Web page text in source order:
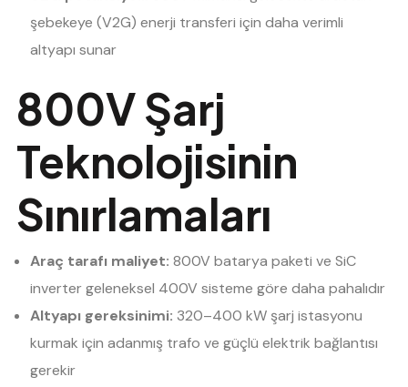
şebekeye (V2G) enerji transferi için daha verimli
altyapı sunar
800V Şarj
Teknolojisinin
Sınırlamaları
Araç tarafı maliyet: 800V batarya paketi ve SiC
inverter geleneksel 400V sisteme göre daha pahalıdır
Altyapı gereksinimi: 320–400 kW şarj istasyonu
kurmak için adanmış trafo ve güçlü elektrik bağlantısı
gerekir